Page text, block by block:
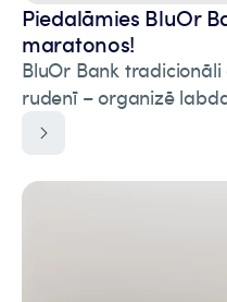
Piedalāmies BluOr
maratonos!
BluOr Bank
rudenī – organizē